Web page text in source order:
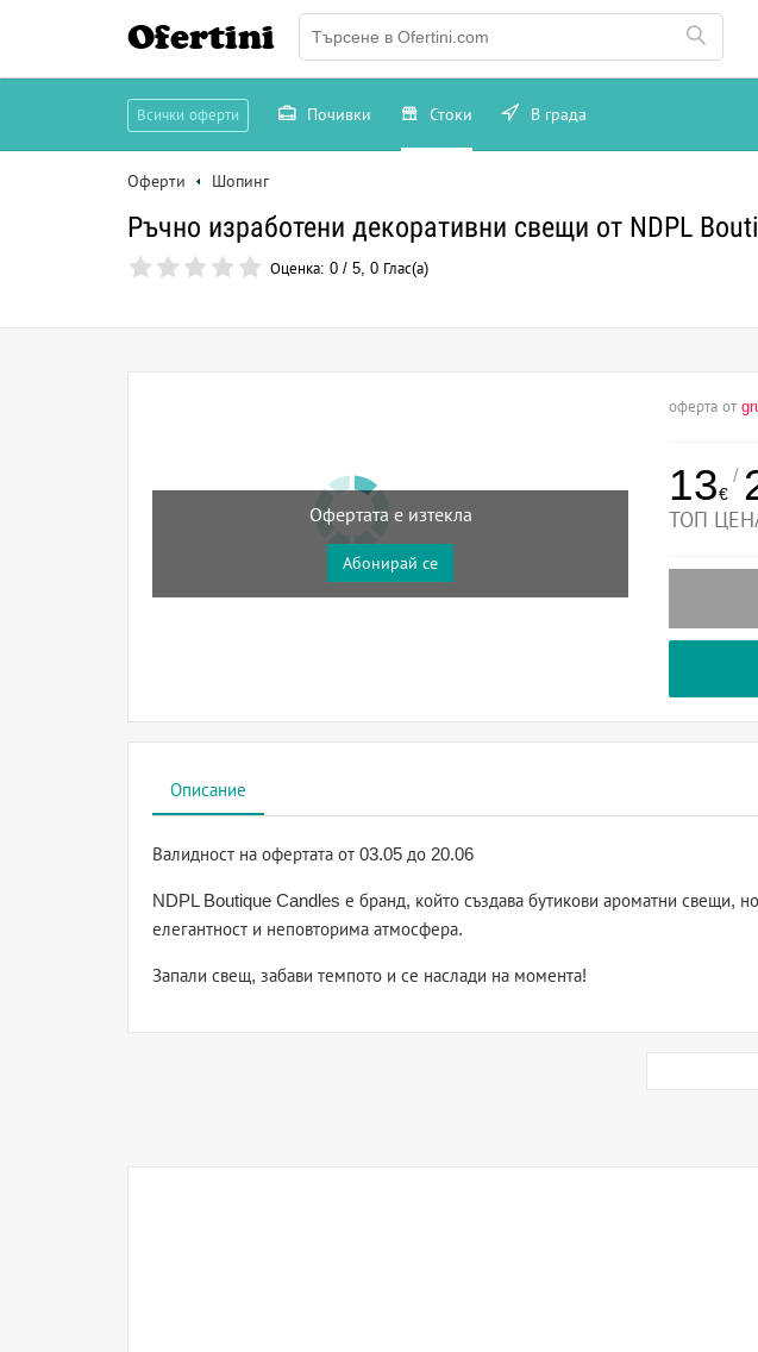
Ofertini
Всички оферти Почивки Стоки В града
Оферти Шопинг
Ръчно изработени декоративни свещи от NDPL
Оценка: 0 / 5, 0 Глас(а)
Офертата е изтекла
Абонирай се
оферта от
13€
/
ТОП
Описание
Валидност на офертата от 03.05 до 20.06
NDPL Boutique Candles е бранд, който създава бутикови ароматни свещи,
елегантност и неповторима атмосфера.
Запали свещ, забави темпото и се наслади на момента!